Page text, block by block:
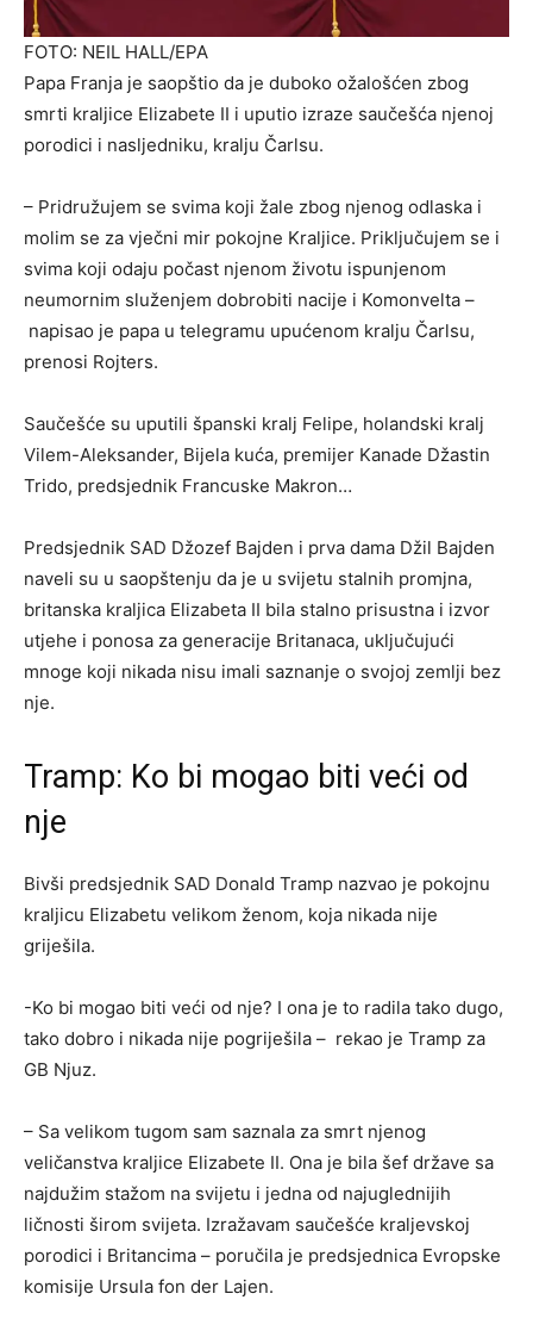
FOTO: NEIL HALL/EPA
Papa Franja je saopštio da je duboko ožalošćen zbog
smrti kraljice Elizabete II i uputio izraze saučešća njenoj
porodici i nasljedniku, kralju Čarlsu.
– Pridružujem se svima koji žale zbog njenog odlaska i
molim se za vječni mir pokojne Kraljice. Priključujem se i
svima koji odaju počast njenom životu ispunjenom
neumornim služenjem dobrobiti nacije i Komonvelta –
napisao je papa u telegramu upućenom kralju Čarlsu,
prenosi Rojters.
Saučešće su uputili španski kralj Felipe, holandski kralj
Vilem-Aleksander, Bijela kuća, premijer Kanade Džastin
Trido, predsjednik Francuske Makron…
Predsjednik SAD Džozef Bajden i prva dama Džil Bajden
naveli su u saopštenju da je u svijetu stalnih promjna,
britanska kraljica Elizabeta II bila stalno prisustna i izvor
utjehe i ponosa za generacije Britanaca, uključujući
mnoge koji nikada nisu imali saznanje o svojoj zemlji bez
nje.
Tramp: Ko bi mogao biti veći od
nje
Bivši predsjednik SAD Donald Tramp nazvao je pokojnu
kraljicu Elizabetu velikom ženom, koja nikada nije
griješila.
-Ko bi mogao biti veći od nje? I ona je to radila tako dugo,
tako dobro i nikada nije pogriješila – rekao je Tramp za
GB Njuz.
– Sa velikom tugom sam saznala za smrt njenog
veličanstva kraljice Elizabete II. Ona je bila šef države sa
najdužim stažom na svijetu i jedna od najuglednijih
ličnosti širom svijeta. Izražavam saučešće kraljevskoj
porodici i Britancima – poručila je predsjednica Evropske
komisije Ursula fon der Lajen.